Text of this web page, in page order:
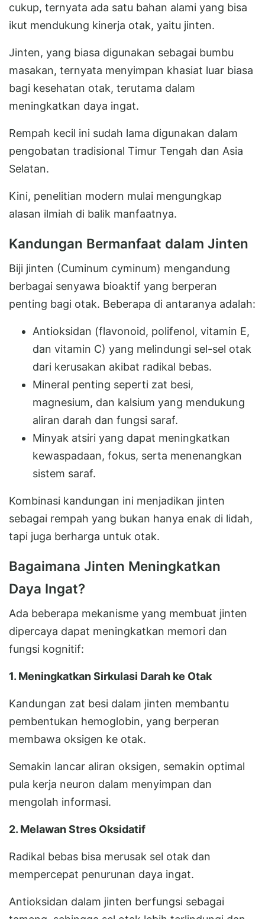
cukup, ternyata ada satu bahan alami yang bisa
ikut mendukung kinerja otak, yaitu jinten.
Jinten, yang biasa digunakan sebagai bumbu
masakan, ternyata menyimpan khasiat luar biasa
bagi kesehatan otak, terutama dalam
meningkatkan daya ingat.
Rempah kecil ini sudah lama digunakan dalam
pengobatan tradisional Timur Tengah dan Asia
Selatan.
Kini, penelitian modern mulai mengungkap
alasan ilmiah di balik manfaatnya.
Kandungan Bermanfaat dalam Jinten
Biji jinten (Cuminum cyminum) mengandung
berbagai senyawa bioaktif yang berperan
penting bagi otak. Beberapa di antaranya adalah:
Antioksidan (flavonoid, polifenol, vitamin E,
dan vitamin C) yang melindungi sel-sel otak
dari kerusakan akibat radikal bebas.
Mineral penting seperti zat besi,
magnesium, dan kalsium yang mendukung
aliran darah dan fungsi saraf.
Minyak atsiri yang dapat meningkatkan
kewaspadaan, fokus, serta menenangkan
sistem saraf.
Kombinasi kandungan ini menjadikan jinten
sebagai rempah yang bukan hanya enak di lidah,
tapi juga berharga untuk otak.
Bagaimana Jinten Meningkatkan
Daya Ingat?
Ada beberapa mekanisme yang membuat jinten
dipercaya dapat meningkatkan memori dan
fungsi kognitif:
1. Meningkatkan Sirkulasi Darah ke Otak
Kandungan zat besi dalam jinten membantu
pembentukan hemoglobin, yang berperan
membawa oksigen ke otak.
Semakin lancar aliran oksigen, semakin optimal
pula kerja neuron dalam menyimpan dan
mengolah informasi.
2. Melawan Stres Oksidatif
Radikal bebas bisa merusak sel otak dan
mempercepat penurunan daya ingat.
Antioksidan dalam jinten berfungsi sebagai